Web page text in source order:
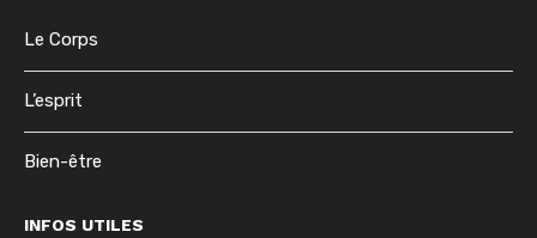
Le Corps
L’esprit
Bien-être
INFOS UTILES